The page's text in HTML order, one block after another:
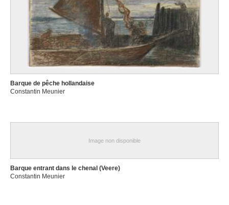
Barque de pêche hollandaise
Constantin Meunier
Image non disponible
Barque entrant dans le chenal (Veere)
Constantin Meunier